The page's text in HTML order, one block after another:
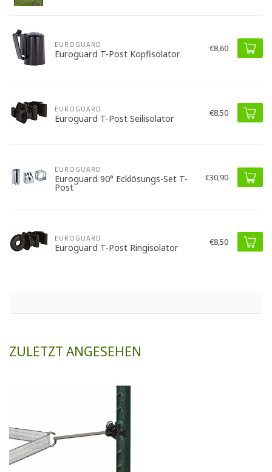
EUROGUARD
Euroguard T-Post Kopfisolator €8,60
EUROGUARD
Euroguard T-Post Seilisolator €8,50
EUROGUARD
Euroguard 90° Ecklösungs-Set T-
Post
€30,90
EUROGUARD
Euroguard T-Post Ringisolator €8,50
ZULETZT ANGESEHEN